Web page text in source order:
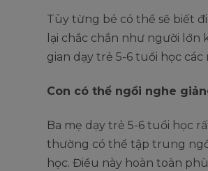
Tùy từng bé có thể sẽ biết
lại chắc chắn như người
gian dạy trẻ 5-6 tuổi học
Con có thể ngồi nghe
Ba mẹ dạy trẻ 5-6 tuổi học
thường có thể tập trung
học. Điều này hoàn toàn